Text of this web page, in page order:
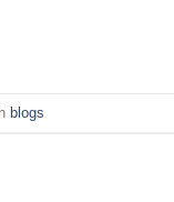
blogs